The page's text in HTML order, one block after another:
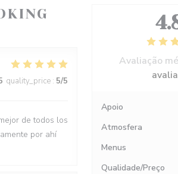
quality_price : 5/5
de todos los
por ahí
Avaliação
Apoio
Atmosfera
Menus
Qualidade/Preço